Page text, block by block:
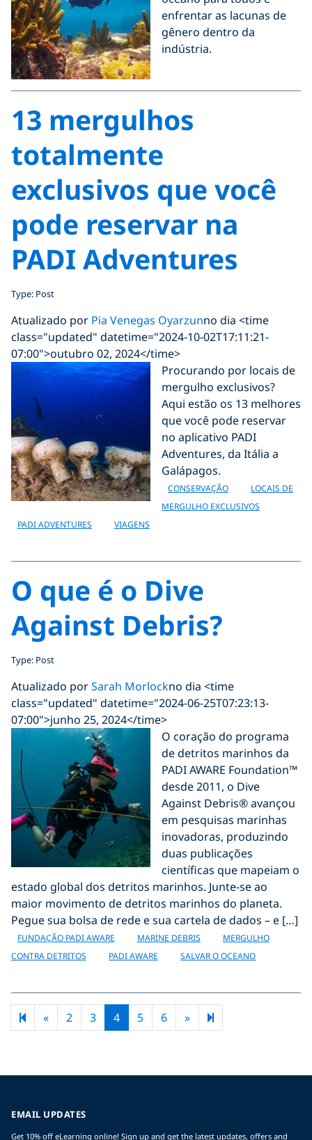
enfrentar as lacunas de
gênero dentro da
indústria.
13 mergulhos
totalmente
exclusivos que você
pode reservar na
PADI Adventures
Type: Post
Atualizado por Pia Venegas Oyarzunno dia <time
class="updated" datetime="2024-10-02T17:11:21-
07:00">outubro 02, 2024</time>
Procurando por locais de
mergulho exclusivos?
Aqui estão os 13 melhores
que você pode reservar
no aplicativo PADI
Adventures, da Itália a
Galápagos.
CONSERVAÇÃO
LOCAIS DE
MERGULHO EXCLUSIVOS
PADI ADVENTURES
VIAGENS
O que é o Dive
Against Debris?
Type: Post
Atualizado porSarah Morlockno dia <time
class="updated" datetime="2024-06-25T07:23:13-
07:00">junho 25, 2024</time>
O coração do programa
de detritos marinhos da
PADI AWARE Foundation™
desde 2011, o Dive
Against Debris® avançou
em pesquisas marinhas
inovadoras, produzindo
duas publicações
científicas que mapeiam o
estado global dos detritos marinhos. Junte-se ao
maior movimento de detritos marinhos do planeta.
Pegue sua bolsa de rede e sua cartela de dados – e […]
FUNDAÇÃO PADI AWARE MARINE DEBRIS
MERGULHO
CONTRA DETRITOS
PADI AWARE SALVAR O OCEANO
«Previous page
2 3 4 5 6 »Next page
9
EMAIL UPDATES
Get 10% off eLearning online! Sign up and get the latest updates, offers and